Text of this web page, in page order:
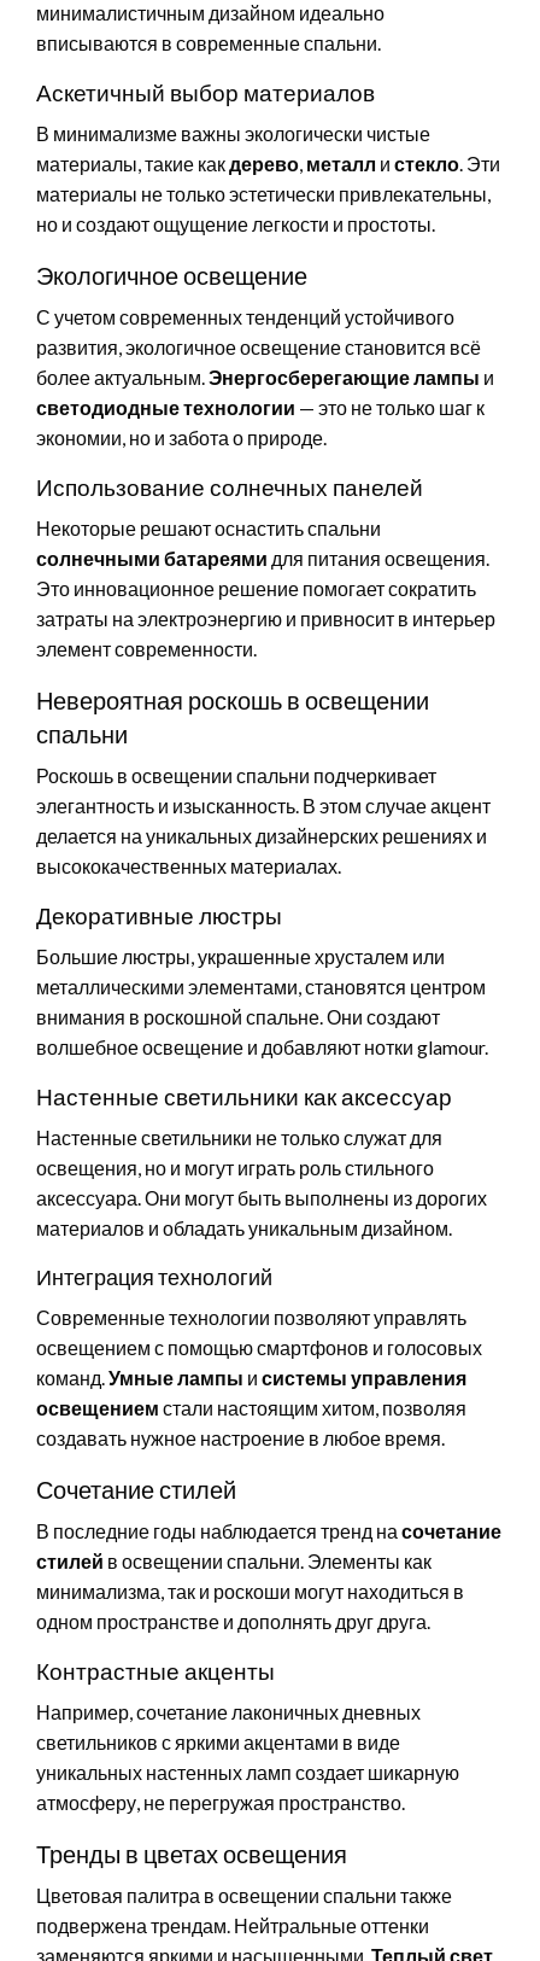
минималистичным дизайном идеально
вписываются в современные спальни.
Аскетичный выбор материалов
В минимализме важны экологически чистые
материалы, такие какдерево, металл и стекло. Эти
материалы не только эстетически привлекательны,
но и создают ощущение легкости и простоты.
Экологичное освещение
С учетом современных тенденций устойчивого
развития, экологичное освещение становится всё
более актуальным.Энергосберегающие лампы и
светодиодные технологии — это не только шаг к
экономии, но и забота о природе.
Использование солнечных панелей
Некоторые решают оснастить спальни
солнечными батареями для питания освещения.
Это инновационное решение помогает сократить
затраты на электроэнергию и привносит в интерьер
элемент современности.
Невероятная роскошь в освещении
спальни
Роскошь в освещении спальни подчеркивает
элегантность и изысканность. В этом случае акцент
делается на уникальных дизайнерских решениях и
высококачественных материалах.
Декоративные люстры
Большие люстры, украшенные хрусталем или
металлическими элементами, становятся центром
внимания в роскошной спальне. Они создают
волшебное освещение и добавляют нотки glamour.
Настенные светильники как аксессуар
Настенные светильники не только служат для
освещения, но и могут играть роль стильного
аксессуара. Они могут быть выполнены из дорогих
материалов и обладать уникальным дизайном.
Интеграция технологий
Современные технологии позволяют управлять
освещением с помощью смартфонов и голосовых
команд.Умные лампы и системы управления
освещением стали настоящим хитом, позволяя
создавать нужное настроение в любое время.
Сочетание стилей
В последние годы наблюдается тренд на сочетание
стилей в освещении спальни. Элементы как
минимализма, так и роскоши могут находиться в
одном пространстве и дополнять друг друга.
Контрастные акценты
Например, сочетание лаконичных дневных
светильников с яркими акцентами в виде
уникальных настенных ламп создает шикарную
атмосферу, не перегружая пространство.
Тренды в цветах освещения
Цветовая палитра в освещении спальни также
подвержена трендам. Нейтральные оттенки
заменяются яркими и насыщенными. Теплый свет